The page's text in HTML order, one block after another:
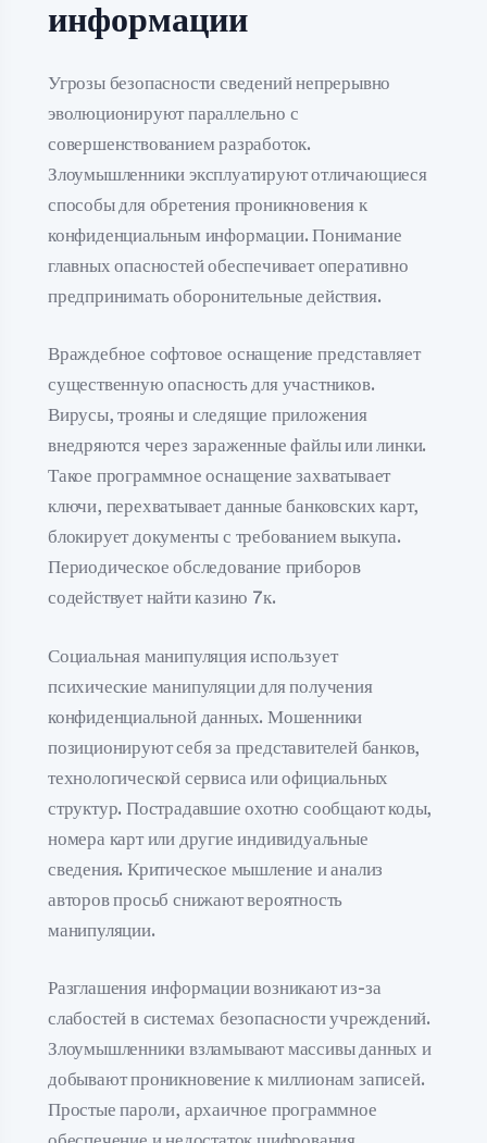
информации
Угрозы безопасности сведений непрерывно
эволюционируют параллельно с
совершенствованием разработок.
Злоумышленники эксплуатируют отличающиеся
способы для обретения проникновения к
конфиденциальным информации. Понимание
главных опасностей обеспечивает оперативно
предпринимать оборонительные действия.
Враждебное софтовое оснащение представляет
существенную опасность для участников.
Вирусы, трояны и следящие приложения
внедряются через зараженные файлы или линки.
Такое программное оснащение захватывает
ключи, перехватывает данные банковских карт,
блокирует документы с требованием выкупа.
Периодическое обследование приборов
содействует найти казино 7к.
Социальная манипуляция использует
психические манипуляции для получения
конфиденциальной данных. Мошенники
позиционируют себя за представителей банков,
технологической сервиса или официальных
структур. Пострадавшие охотно сообщают коды,
номера карт или другие индивидуальные
сведения. Критическое мышление и анализ
авторов просьб снижают вероятность
манипуляции.
Разглашения информации возникают из-за
слабостей в системах безопасности учреждений.
Злоумышленники взламывают массивы данных и
добывают проникновение к миллионам записей.
Простые пароли, архаичное программное